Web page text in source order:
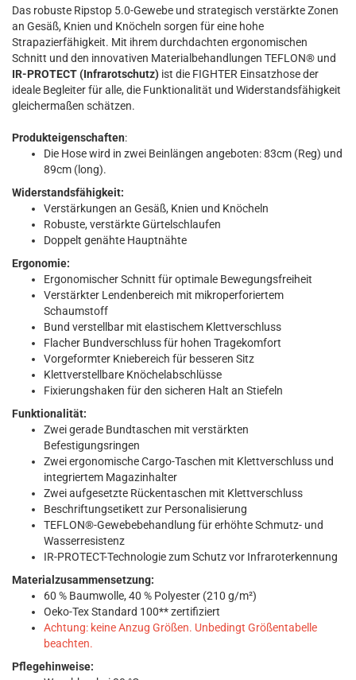
Das robuste Ripstop 5.0-Gewebe und strategisch verstärkte Zonen
an Gesäß, Knien und Knöcheln sorgen für eine hohe
Strapazierfähigkeit. Mit ihrem durchdachten ergonomischen
Schnitt und den innovativen Materialbehandlungen TEFLON® und
IR-PROTECT (Infrarotschutz) ist die FIGHTER Einsatzhose der
ideale Begleiter für alle, die Funktionalität und Widerstandsfähigkeit
gleichermaßen schätzen.
Produkteigenschaften:
Die Hose wird in zwei Beinlängen angeboten: 83cm (Reg) und
89cm (long).
Widerstandsfähigkeit:
Verstärkungen an Gesäß, Knien und Knöcheln
Robuste, verstärkte Gürtelschlaufen
Doppelt genähte Hauptnähte
Ergonomie:
Ergonomischer Schnitt für optimale Bewegungsfreiheit
Verstärkter Lendenbereich mit mikroperforiertem
Schaumstoff
Bund verstellbar mit elastischem Klettverschluss
Flacher Bundverschluss für hohen Tragekomfort
Vorgeformter Kniebereich für besseren Sitz
Klettverstellbare Knöchelabschlüsse
Fixierungshaken für den sicheren Halt an Stiefeln
Funktionalität:
Zwei gerade Bundtaschen mit verstärkten
Befestigungsringen
Zwei ergonomische Cargo-Taschen mit Klettverschluss und
integriertem Magazinhalter
Zwei aufgesetzte Rückentaschen mit Klettverschluss
Beschriftungsetikett zur Personalisierung
TEFLON®-Gewebebehandlung für erhöhte Schmutz- und
Wasserresistenz
IR-PROTECT-Technologie zum Schutz vor Infraroterkennung
Materialzusammensetzung:
60 % Baumwolle, 40 % Polyester (210 g/m²)
Oeko-Tex Standard 100** zertifiziert
Achtung: keine Anzug Größen. Unbedingt Größentabelle
beachten.
Pflegehinweise: